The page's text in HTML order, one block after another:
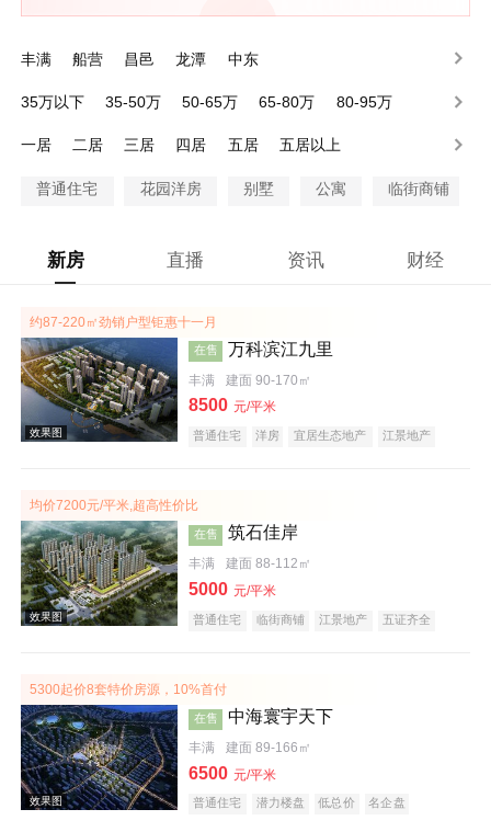
丰满 船营 昌邑 龙潭 中东
35万以下 35-50万 50-65万 65-80万
80-95万
一居
二居 三居 四居 五居 五居以上
普通住宅 花园洋房 别墅 公寓 临街商铺
新房 直播 资讯 财经
约87-220㎡劲销户型钜惠十一月
效果图
在售 万科滨江九里
丰满 建面 90-170㎡
8500 元/平米
普通住宅 洋房 宜居生态地产
江景地产
均价7200元/平米,超高性价比
在售 筑石佳岸
丰满 建面 88-112㎡
5000 元/平米
普通住宅 临街商铺 江景地产 五证齐全
5300起价8套特价房源，10%首付
在售 中海寰宇天下
丰满 建面 89-166㎡
6500 元/平米
普通住宅 潜力楼盘 低总价
名企盘